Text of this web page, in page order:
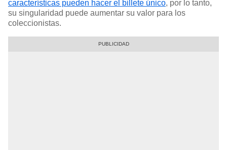
características pueden hacer el billete único, por lo tanto,
su singularidad puede aumentar su valor para los
coleccionistas.